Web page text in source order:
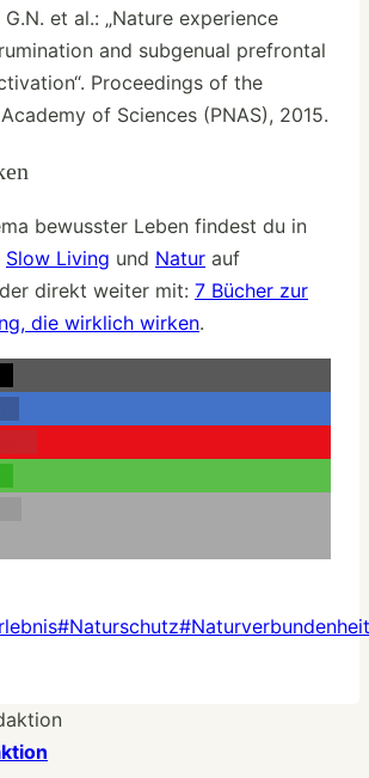
G.N. et al.: „Nature experience
and subgenual prefrontal
Proceedings of the
of Sciences (PNAS), 2015.
bewusster Leben findest du in
Slow Living und Natur auf
direkt weiter mit: 7 Bücher zur
die wirklich wirken.
#Naturschutz#Naturverbundenheit